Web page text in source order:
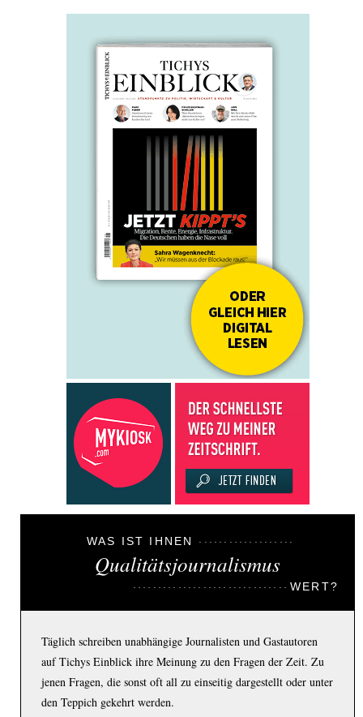
WAS IST IHNEN
Qualitätsjournalismus
WERT?
Täglich schreiben unabhängige Journalisten und Gastautoren
auf Tichys Einblick ihre Meinung zu den Fragen der Zeit. Zu
jenen Fragen, die sonst oft all zu einseitig dargestellt oder unter
den Teppich gekehrt werden.